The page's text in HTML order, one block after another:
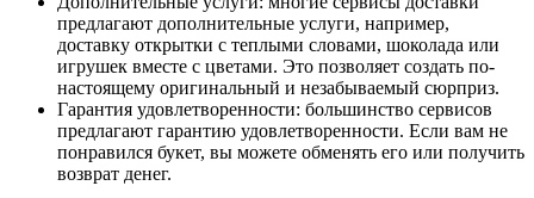
предлагают дополнительные услуги, например,
доставку открытки с теплыми словами, шоколада или
игрушек вместе с цветами. Это позволяет создать по-
настоящему оригинальный и незабываемый сюрприз.
Гарантия удовлетворенности: большинство сервисов
предлагают гарантию удовлетворенности. Если вам не
понравился букет, вы можете обменять его или получить
возврат денег.